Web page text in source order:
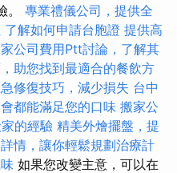
。 專業禮儀公司，提供全
了解如何申請台胞證 提供高
公司費用Ptt討論，了解其
助您找到最適合的餐飲方
修復技巧，減少損失 台中
都能滿足您的口味 搬家公
的經驗 精美外燴擺盤，提
情，讓你輕鬆規劃治療計
如果您改變主意，可以在